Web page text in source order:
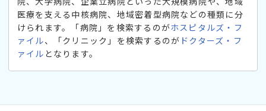
医療を支える中核病院、地域密着型病院などの種類に分
けられます。「病院」を検索するのがホスピタルズ・フ
ァイル、「クリニック」を検索するのが ドクターズ・フ
ァイル となります。